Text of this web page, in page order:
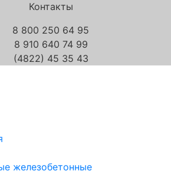
Контакты
8 800 250 64 95
8 910 640 74 99
(4822) 45 35 43
железобетонные